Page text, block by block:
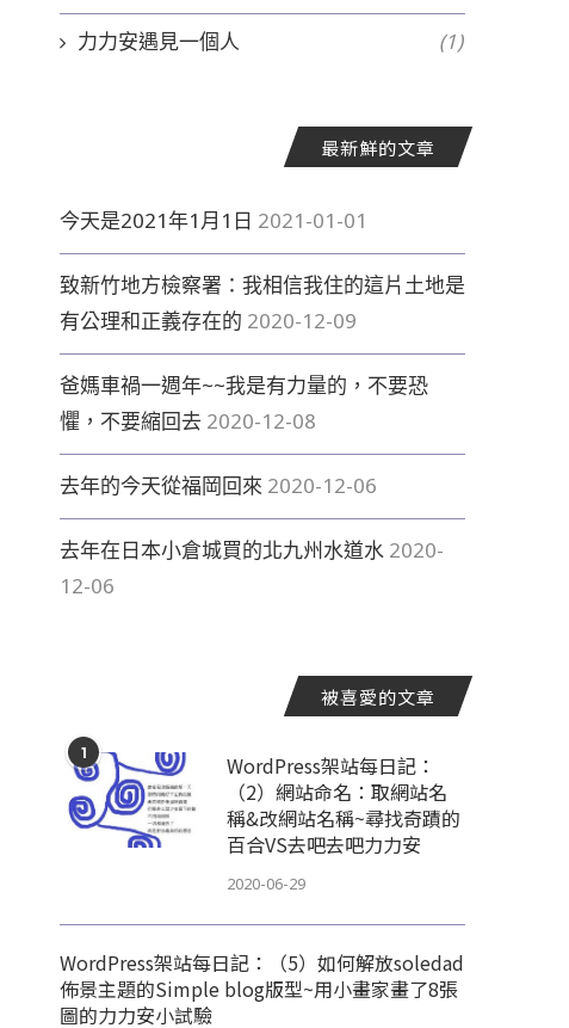
2020-07-24
力力安遇見一個人 (1)
最新鮮的文章
今天是2021年1月1日 2021-01-01
致新竹地方檢察署：我相信我住的這片土地是
有公理和正義存在的 2020-12-09
爸媽車禍一週年~~我是有力量的，不要恐
懼，不要縮回去 2020-12-08
去年的今天從福岡回來 2020-12-06
去年在日本小倉城買的北九州水道水 2020-
12-06
被喜愛的文章
1
WordPress架站每日記：
（2）網站命名：取網站名
稱&改網站名稱~尋找奇蹟的
百合VS去吧去吧力力安
2020-06-29
WordPress架站每日記：（5）如何解放soledad
佈景主題的Simple blog版型~用小畫家畫了8張
圖的力力安小試驗